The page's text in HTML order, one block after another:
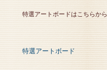
特選アートボードはこちらか
特選アートボード